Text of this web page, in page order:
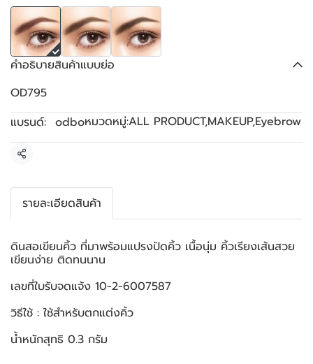
คำอธิบายสินค้าแบบย่อ
OD795
แบรนด์: odboหมวดหมู่:ALL PRODUCT,MAKEUP,Eyebrow
แชร์
รายละเอียดสินค้า
ดินสอเขียนคิ้ว ที่มาพร้อมแปรงปัดคิ้ว เนื้อนุ่ม คิ้วเรียงเส้นสวย
เขียนง่าย ติดทนนาน
เลขที่ใบรับจดแจ้ง 10-2-6007587
วิธีใช้ : ใช้สำหรับตกแต่งคิ้ว
น้ำหนักสุทธิ 0.3 กรัม